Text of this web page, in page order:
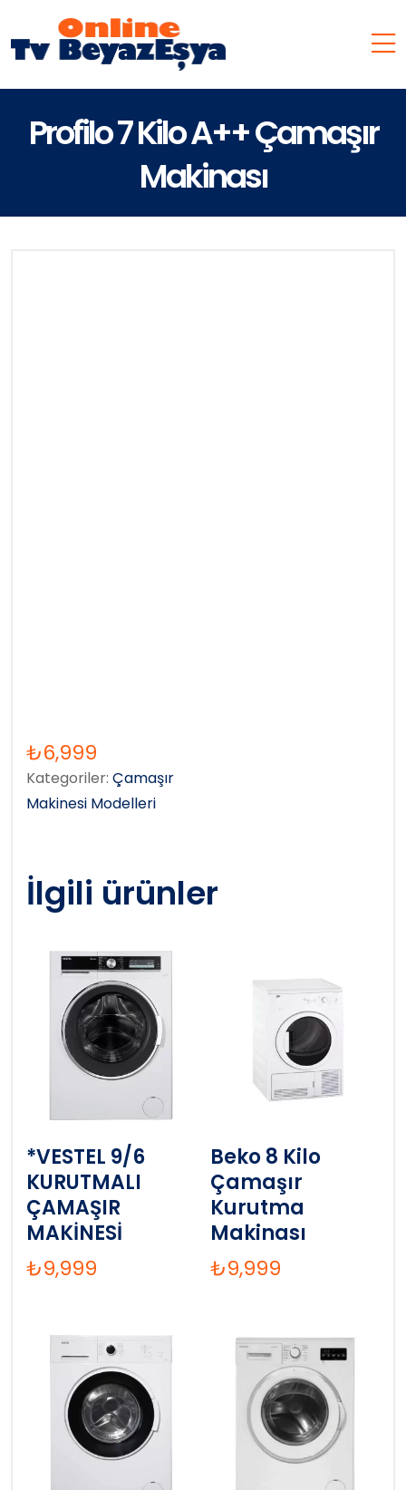
Profilo 7 Kilo A++ Çamaşır
Makinası
₺6,999
Kategoriler: Çamaşır
Makinesi Modelleri
İlgili ürünler
*VESTEL 9/6
KURUTMALI
ÇAMAŞIR
MAKİNESİ
₺9,999
Beko 8 Kilo
Çamaşır
Kurutma
Makinası
₺9,999